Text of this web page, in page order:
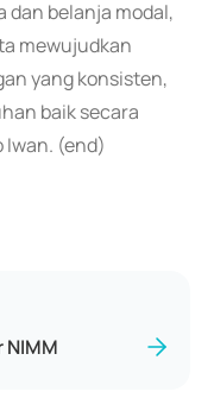
dan belanja modal,
mewujudkan
yang konsisten,
baik secara
(end)